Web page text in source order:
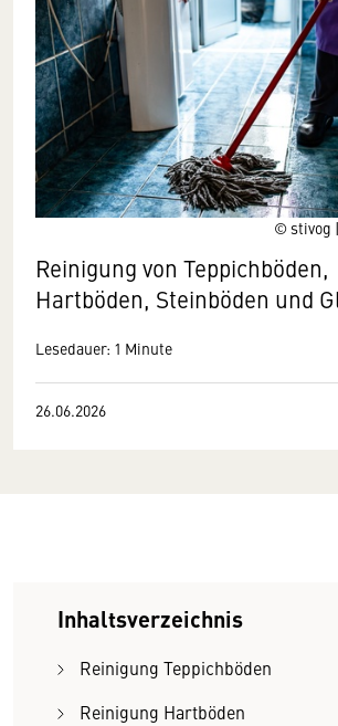
© stivog
Reinigung von Teppichböden,
Hartböden, Steinböden und
Lesedauer: 1 Minute
26.06.2026
Inhaltsverzeichnis
Reinigung Teppichböden
Reinigung Hartböden